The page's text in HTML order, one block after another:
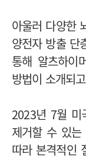
아울러 다양한
양전자 방출 단
통해 알츠하이
방법이 소개되
2023년 7월 미
제거할 수 있
따라 본격적인